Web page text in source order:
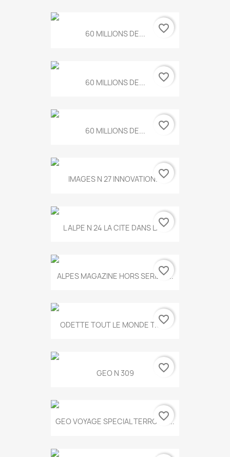
60 MILLIONS DE... favorite_border
60 MILLIONS DE... favorite_border
60 MILLIONS DE... favorite_border
IMAGES N 27 INNOVATION...favorite_border
L ALPE N 24 LA CITE DANS LA...
favorite_border
ALPES MAGAZINE HORS SERIE N...
favorite_border
ODETTE TOUT LE MONDE T.546
favorite_border
GEO N 309 favorite_border
GEO VOYAGE SPECIAL TERROIRS...
favorite_border